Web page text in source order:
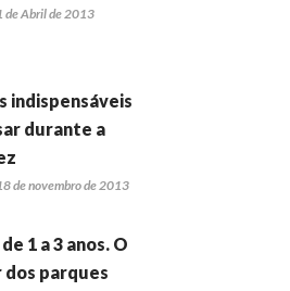
de Abril de 2013
indispensáveis
durante a
de novembro de 2013
1 a 3 anos. O
dos parques